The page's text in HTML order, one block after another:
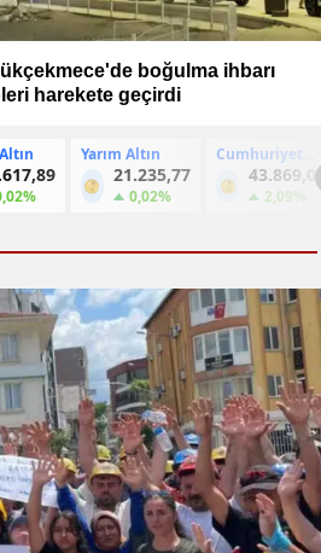
boğulma ihbarı
harekete geçirdi
Cumhuriyet
Altını43.869,00
2,09%
Dolar
47,6942
0.05%